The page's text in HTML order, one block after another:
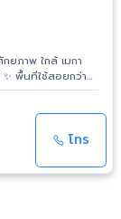
ยภาพ ใกล้ เมกา
ทั้งหลัง** พร้อม
ขและความเป็น
คัดสรรอย่างดี ✅
น์สวย ใช้งานจริง
โทร